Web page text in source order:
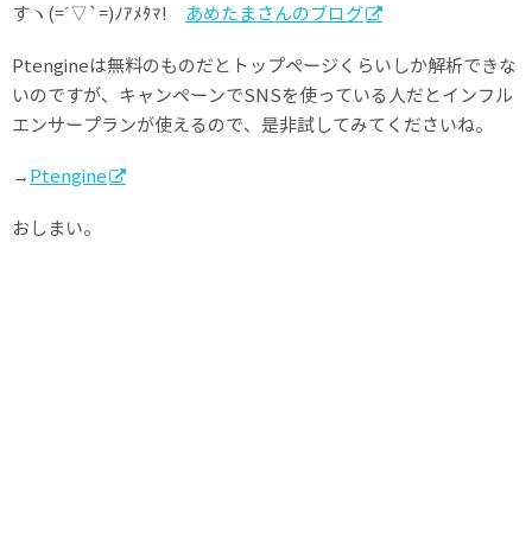
すヽ(=´▽`=)ﾉｱﾒﾀﾏ! あめたまさんのブログ
Ptengineは無料のものだとトップページくらいしか解析できな
いのですが、キャンペーンでSNSを使っている人だとインフル
エンサープランが使えるので、是非試してみてくださいね。
→Ptengine
おしまい。